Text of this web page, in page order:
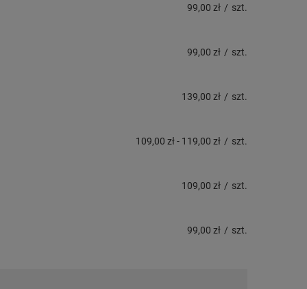
99,00 zł / szt.
99,00 zł / szt.
139,00 zł / szt.
109,00 zł- 119,00 zł / szt.
109,00 zł / szt.
99,00 zł / szt.